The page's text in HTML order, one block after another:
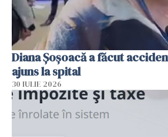
Diana Șoșoacă a făcut
ajuns la spital
30 IULIE 2026